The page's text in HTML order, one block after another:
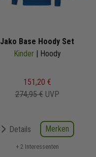
Jako Base Hoody Set
Kinder | Hoody
151,20 €
274,95 € UVP
Details Merken
+ 2 Interessenten